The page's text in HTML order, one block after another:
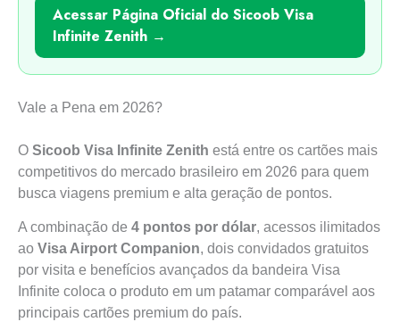
Acessar Página Oficial do Sicoob Visa
Infinite Zenith →
Vale a Pena em 2026?
O Sicoob Visa Infinite Zenith está entre os cartões mais
competitivos do mercado brasileiro em 2026 para quem
busca viagens premium e alta geração de pontos.
A combinação de 4 pontos por dólar, acessos ilimitados
ao Visa Airport Companion, dois convidados gratuitos
por visita e benefícios avançados da bandeira Visa
Infinite coloca o produto em um patamar comparável aos
principais cartões premium do país.